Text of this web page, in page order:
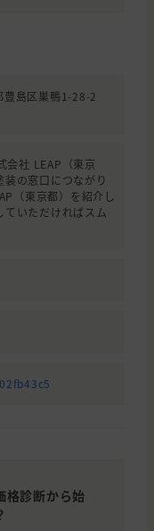
相談したい
壁の貼り替え(サイデ
塗装
塗装, 雨漏り・防水, わ
豊島区巣鴨1-28-2
社 LEAP（東京
の窓口につながり
（東京都）を紹介し
いただければスム
格診断から始